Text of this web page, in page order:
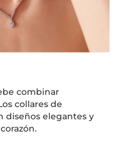
combinar
collares de
diseños elegantes y